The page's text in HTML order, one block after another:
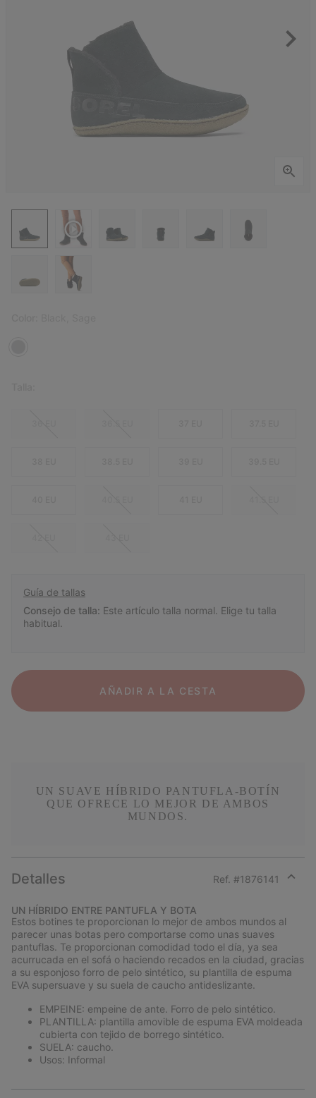
Guía de tallas
Consejo de talla: Este artículo talla normal. Elige tu talla
habitual.
AÑADIR A LA CESTA
UN SUAVE HÍBRIDO PANTUFLA-BOTÍN
QUE OFRECE LO MEJOR DE AMBOS
MUNDOS.
Detalles Ref. #1876141
section
UN HÍBRIDO ENTRE PANTUFLA Y BOTA
Estos botines te proporcionan lo mejor de ambos mundos al
parecer unas botas pero comportarse como unas suaves
pantuflas. Te proporcionan comodidad todo el día, ya sea
acurrucada en el sofá o haciendo recados en la ciudad, gracias
a su esponjoso forro de pelo sintético, su plantilla de espuma
EVA supersuave y su suela de caucho antideslizante.
EMPEINE: empeine de ante. Forro de pelo sintético.
PLANTILLA: plantilla amovible de espuma EVA moldeada
cubierta con tejido de borrego sintético.
SUELA: caucho.
Usos: Informal